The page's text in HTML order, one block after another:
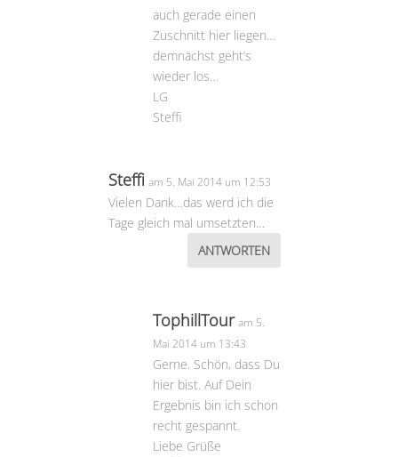
auch gerade einen
Zuschnitt hier liegen…
demnächst geht’s
wieder los…
LG
Steffi
Steffi am 5. Mai 2014 um 12:53
Vielen Dank…das werd ich die
Tage gleich mal umsetzten…
ANTWORTEN
TophillTour am 5.
Mai 2014 um 13:43
Gerne. Schön, dass Du
hier bist. Auf Dein
Ergebnis bin ich schon
recht gespannt.
Liebe Grüße